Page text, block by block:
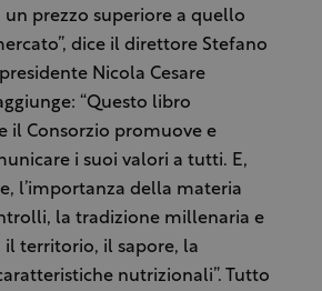
prezzo superiore a quello
dice il direttore Stefano
Nicola Cesare
“Questo libro
il Consorzio promuove e
i suoi valori a tutti. E,
l’importanza della materia
la tradizione millenaria e
territorio, il sapore, la
nutrizionali”. Tutto